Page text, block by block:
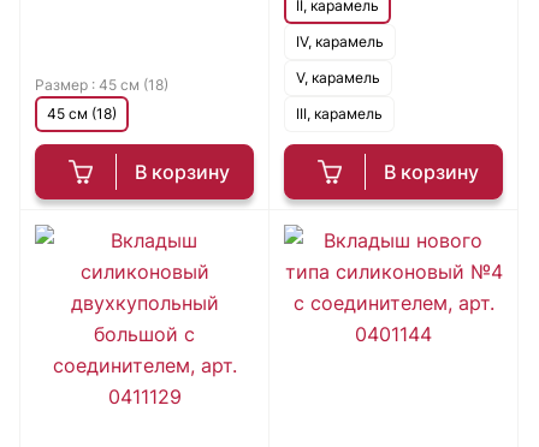
В корзину
Размер : 45 см (18)
45 см (18)
В корзину
II, карамель
IV, карамель
V, карамель
III, карамель